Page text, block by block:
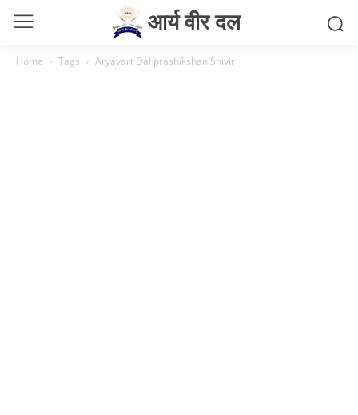
आर्य वीर दल
Home Tags Aryavart Dal prashikshan Shivir